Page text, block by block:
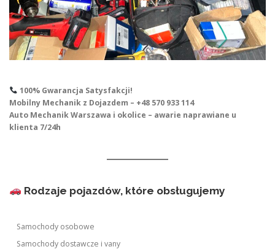
100% Gwarancja Satysfakcji!
Mobilny Mechanik z Dojazdem – +48 570 933 114
Auto Mechanik Warszawa i okolice – awarie naprawiane u
klienta 7/24h
Rodzaje pojazdów, które obsługujemy
Samochody osobowe
Samochody dostawcze i vany